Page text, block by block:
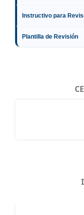
Instructivo para
Plantilla de Revisión